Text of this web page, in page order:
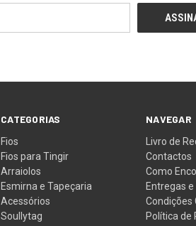
CATEGORIAS
Fios
Fios para Tingir
Arraiolos
Esmirna e Tapeçaria
Acessórios
Soullytag
NAVEGAR
Livro de
Contactos
Como
Entregas
Condições
Política de